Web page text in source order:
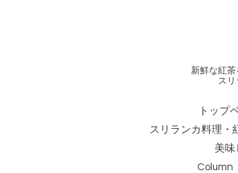
新鮮な紅
ス
トップ
スリランカ料理・
美味
Column